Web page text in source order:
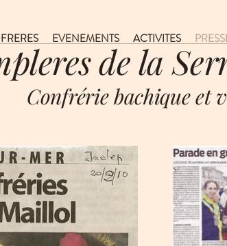
EVENEMENTS ACTIVITES
de la
Confrérie bachique et